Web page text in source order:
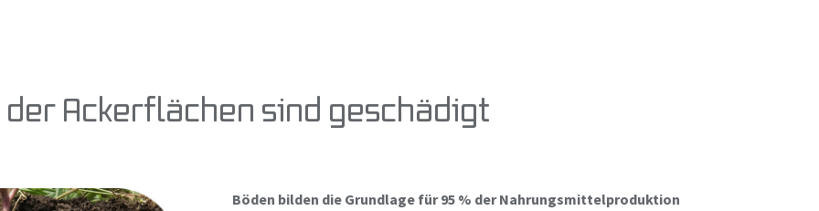
der Ackerflächen sind geschädigt
Böden bilden die Grundlage für 95 % der Nahrungsmittelproduktion